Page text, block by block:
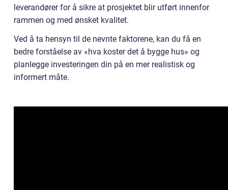
leverandører for å sikre at prosjektet blir utført innenfor
rammen og med ønsket kvalitet.
Ved å ta hensyn til de nevnte faktorene, kan du få en
bedre forståelse av «hva koster det å bygge hus» og
planlegge investeringen din på en mer realistisk og
informert måte.